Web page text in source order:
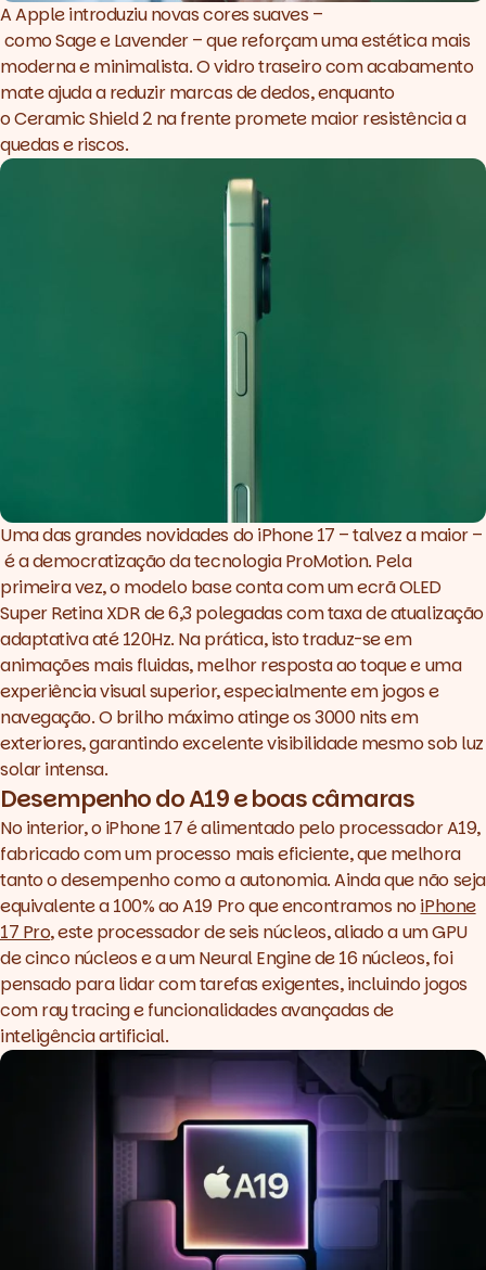
A Apple introduziu novas cores suaves –
como Sage e Lavender – que reforçam uma estética mais
moderna e minimalista. O vidro traseiro com acabamento
mate ajuda a reduzir marcas de dedos, enquanto
o Ceramic Shield 2 na frente promete maior resistência a
quedas e riscos.
Uma das grandes novidades do iPhone 17 – talvez a maior –
é a democratização da tecnologia ProMotion. Pela
primeira vez, o modelo base conta com um ecrã OLED
Super Retina XDR de 6,3 polegadas com taxa de atualização
adaptativa até 120Hz. Na prática, isto traduz-se em
animações mais fluidas, melhor resposta ao toque e uma
experiência visual superior, especialmente em jogos e
navegação. O brilho máximo atinge os 3000 nits em
exteriores, garantindo excelente visibilidade mesmo sob luz
solar intensa.
Desempenho do A19 e boas câmaras
No interior, o iPhone 17 é alimentado pelo processador A19,
fabricado com um processo mais eficiente, que melhora
tanto o desempenho como a autonomia. Ainda que não seja
equivalente a 100% ao A19 Pro que encontramos noiPhone
17 Pro, este processador de seis núcleos, aliado a um GPU
de cinco núcleos e a um Neural Engine de 16 núcleos, foi
pensado para lidar com tarefas exigentes, incluindo jogos
com ray tracing e funcionalidades avançadas de
inteligência artificial.